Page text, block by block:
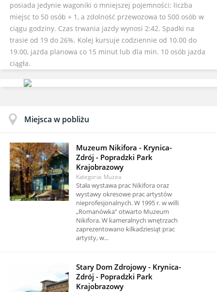
posiada jedynie wagoniki o mniejszej pojemności: liczba
miejsc to 50 osób + 1, a zdolność przewozowa to 500 osób w
ciągu godziny. Czas trwania jazdy wynosi 2:42. Spadki na
trasie od 19 do 26%. Kolej kursuje codziennie od 10.00 do
19.00, jazda planowa co 15 minut lub dla min. 10 osób jazda
ciągła.
Miejsca w pobliżu
Muzeum Nikifora - Krynica-
Zdrój - Popradzki Park
Krajobrazowy
Kategoria: Muzea
Stała wystawa prac Nikifora oraz
wystawy okresowe prac artystów
nieprofesjonalnych. W 1995 r. w willi
„Romanówka” otwarto Muzeum
Nikifora. W kameralnych wnętrzach
zaprezentowano kilkadziesiąt prac
artysty, w...
Stary Dom Zdrojowy - Krynica-
Zdrój - Popradzki Park
Krajobrazowy